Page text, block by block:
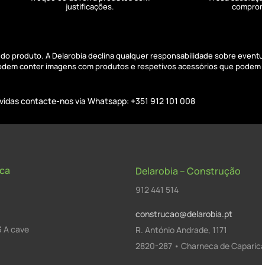
justificações.
produto. A Delarobia declina qualquer responsabilidade sobre
conter imagens com produtos e respetivos acessórios que
contacte-nos via Whatsapp: +351 912 101 008
A cave
Delarobia – Construção
912 441 514
construcao@delarobia.pt
R. António Andrade, 1171
2820-287 • Charneca de